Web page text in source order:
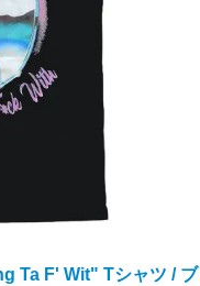
Ta F' Wit" Tシャツ / ブ